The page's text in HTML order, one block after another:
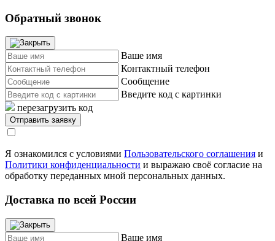
Обратный звонок
Ваше имя
Контактный телефон
Сообщение
Введите код с картинки
перезагрузить код
Я ознакомился с условиями Пользовательского соглашения и
Политики конфиденциальности и выражаю своё согласие на
обработку переданных мной персональных данных.
Доставка по всей России
Ваше имя